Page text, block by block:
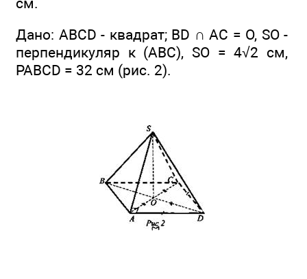
Дано: ABCD - квадрат; BD ∩ АС = О, SO -
перпендикуляр к (ABC), SO = 4√2 см,
PABCD = 32 см (рис. 2).